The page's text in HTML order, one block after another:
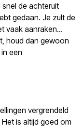
snel de achteruit
gedaan. Je zult de
vaak aanraken…
houd dan gewoon
een
vergrendeld
is altijd goed om